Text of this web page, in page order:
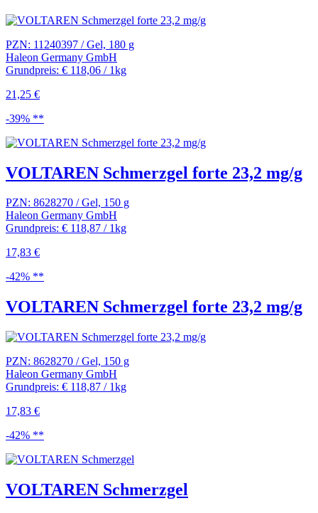
PZN: 11240397 / Gel, 180 g
Haleon Germany GmbH
Grundpreis: € 118,06 / 1kg
21,25 €
-39% **
VOLTAREN Schmerzgel forte 23,2 mg/g
PZN: 8628270 / Gel, 150 g
Haleon Germany GmbH
Grundpreis: € 118,87 / 1kg
17,83 €
-42% **
VOLTAREN Schmerzgel forte 23,2 mg/g
PZN: 8628270 / Gel, 150 g
Haleon Germany GmbH
Grundpreis: € 118,87 / 1kg
17,83 €
-42% **
VOLTAREN Schmerzgel